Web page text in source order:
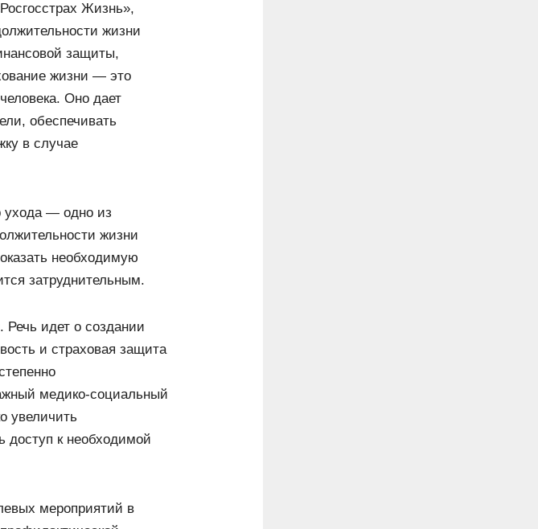
Жизнь»,
жизни
защиты,
жизни — это
Оно дает
обеспечивать
в случае
ухода — одно из
жизни
необходимую
затруднительным.
идет о создании
и страховая защита
медико-социальный
увеличить
доступ к необходимой
мероприятий в